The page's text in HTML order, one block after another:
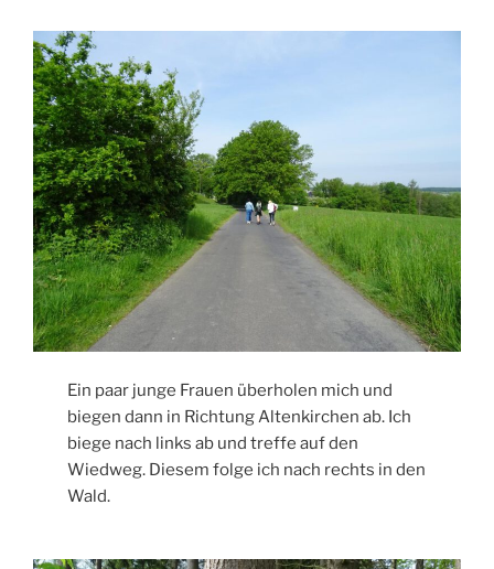
Ein paar junge Frauen überholen mich und
biegen dann in Richtung Altenkirchen ab. Ich
biege nach links ab und treffe auf den
Wiedweg. Diesem folge ich nach rechts in den
Wald.